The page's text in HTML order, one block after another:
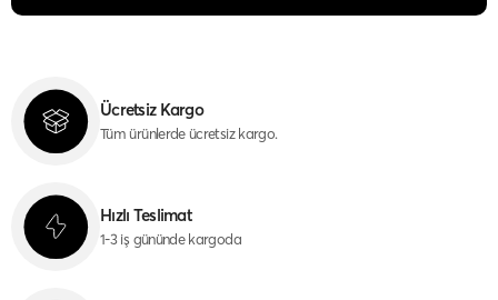
Ücretsiz Kargo
Tüm ürünlerde ücretsiz kargo.
Hızlı Teslimat
1-3 iş gününde kargoda